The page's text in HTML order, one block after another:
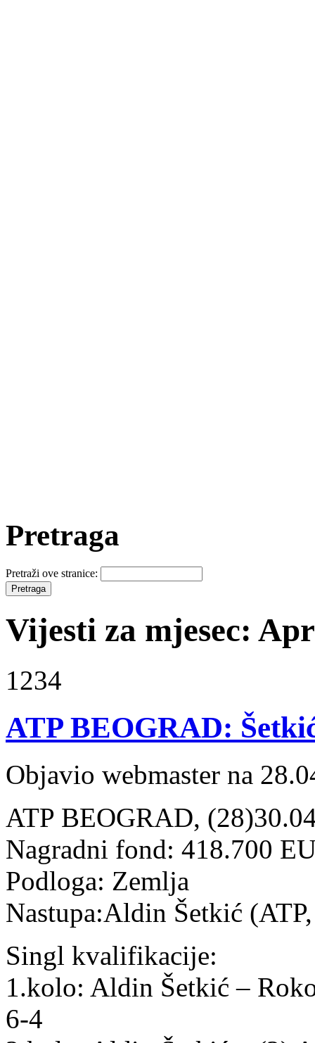
Pretraga
Pretraži ove stranice:
Vijesti za mjesec:
1234
ATP BEOGRAD:
Objavio webmaster na
ATP BEOGRAD,
Nagradni fond: 418.700
Podloga: Zemlja
Nastupa:Aldin Šetkić
Singl kvalifikacije:
1.kolo: Aldin Šetkić –
6-4